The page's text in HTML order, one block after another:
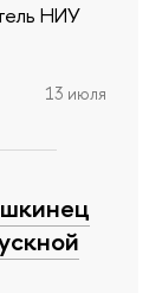
НИУ
13 июля